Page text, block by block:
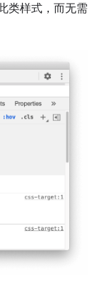
类样式，而无需